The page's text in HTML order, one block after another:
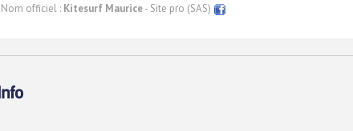
Nom officiel : Kitesurf Maurice- Site pro (SAS)